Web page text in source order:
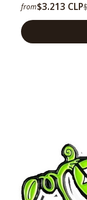
from$3.213 CLP